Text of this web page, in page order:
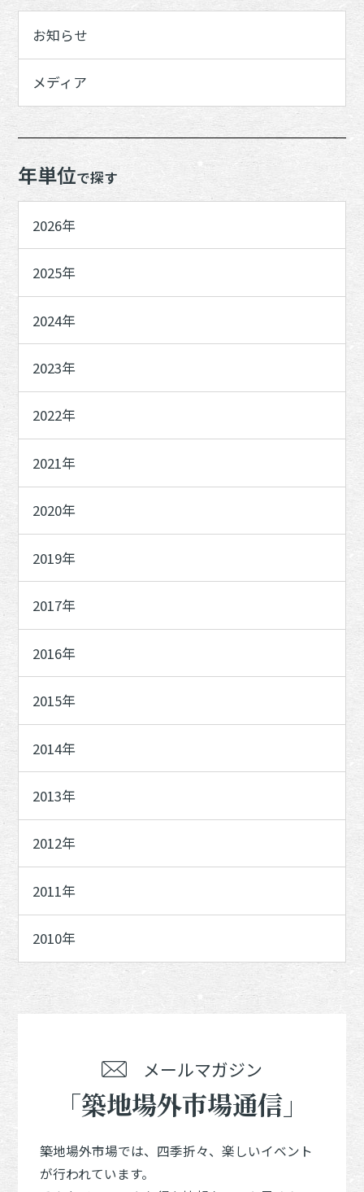
お知らせ
メディア
年単位で探す
2026年
2025年
2024年
2023年
2022年
2021年
2020年
2019年
2017年
2016年
2015年
2014年
2013年
2012年
2011年
2010年
メールマガジン
「築地場外市場通信」
築地場外市場では、四季折々、楽しいイベント
が行われています。